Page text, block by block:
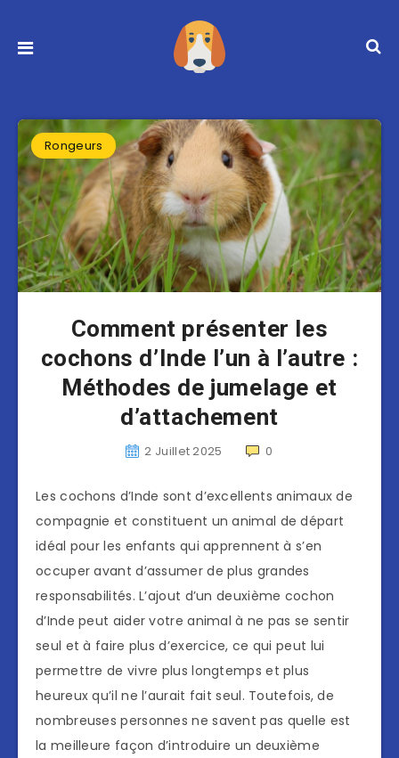
Rongeurs
Comment présenter les
cochons d’Inde l’un à l’autre :
Méthodes de jumelage et
d’attachement
2 Juillet 2025 0
Les cochons d’Inde sont d’excellents animaux de
compagnie et constituent un animal de départ
idéal pour les enfants qui apprennent à s’en
occuper avant d’assumer de plus grandes
responsabilités. L’ajout d’un deuxième cochon
d’Inde peut aider votre animal à ne pas se sentir
seul et à faire plus d’exercice, ce qui peut lui
permettre de vivre plus longtemps et plus
heureux qu’il ne l’aurait fait seul. Toutefois, de
nombreuses personnes ne savent pas quelle est
la meilleure façon d’introduire un deuxième